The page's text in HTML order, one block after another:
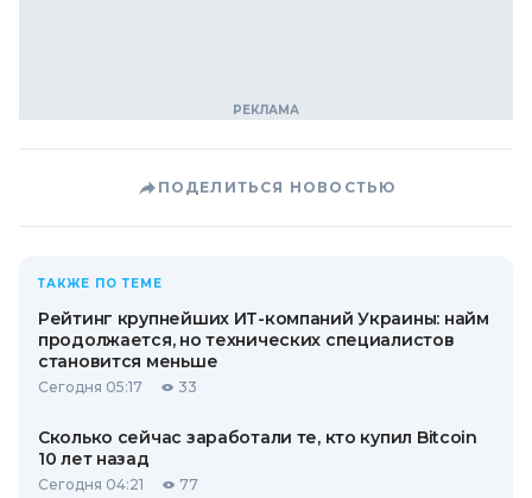
ПОДЕЛИТЬСЯ НОВОСТЬЮ
ТАКЖЕ ПО ТЕМЕ
Рейтинг крупнейших ИТ-компаний Украины: найм
продолжается, но технических специалистов
становится меньше
Сегодня 05:17 33
Сколько сейчас заработали те, кто купил Bitcoin
10 лет назад
Сегодня 04:21 77